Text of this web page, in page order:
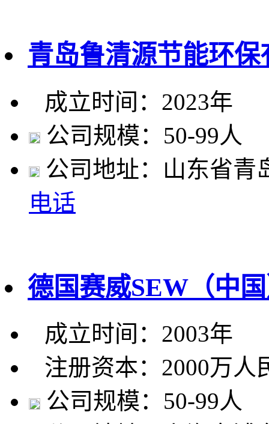
青岛鲁清源节能环保
成立时间：2023年
公司规模：50-99人
公司地址：山东省青
电话
德国赛威SEW（中
成立时间：2003年
注册资本：2000万人
公司规模：50-99人